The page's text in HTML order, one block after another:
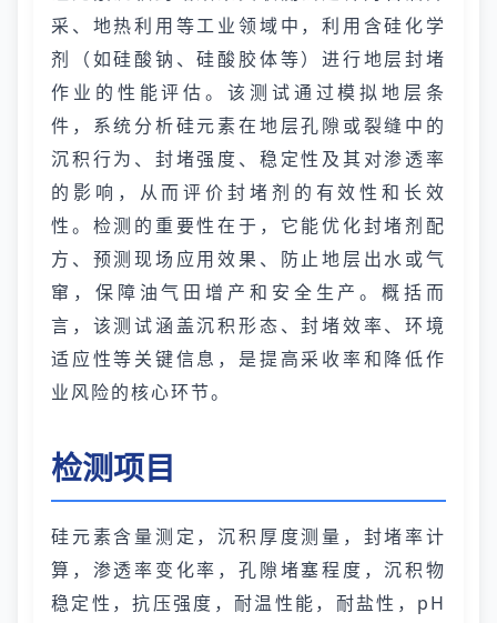
采、地热利用等工业领域中，利用含硅化学
剂（如硅酸钠、硅酸胶体等）进行地层封堵
作业的性能评估。该测试通过模拟地层条
件，系统分析硅元素在地层孔隙或裂缝中的
沉积行为、封堵强度、稳定性及其对渗透率
的影响，从而评价封堵剂的有效性和长效
性。检测的重要性在于，它能优化封堵剂配
方、预测现场应用效果、防止地层出水或气
窜，保障油气田增产和安全生产。概括而
言，该测试涵盖沉积形态、封堵效率、环境
适应性等关键信息，是提高采收率和降低作
业风险的核心环节。
检测项目
硅元素含量测定，沉积厚度测量，封堵率计
算，渗透率变化率，孔隙堵塞程度，沉积物
稳定性，抗压强度，耐温性能，耐盐性，pH